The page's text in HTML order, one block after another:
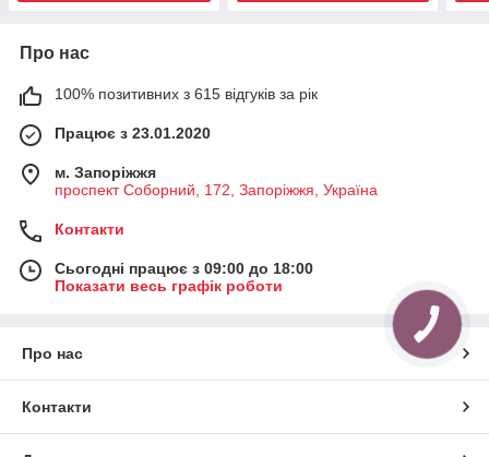
Про нас
100% позитивних з 615 відгуків за рік
Працює з 23.01.2020
м. Запоріжжя
проспект Соборний, 172, Запоріжжя, Україна
Контакти
Сьогодні працює з 09:00 до 18:00
Показати весь графік роботи
Про нас
Контакти